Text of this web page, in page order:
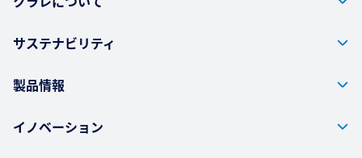
サステナビリティ
製品情報
イノベーション